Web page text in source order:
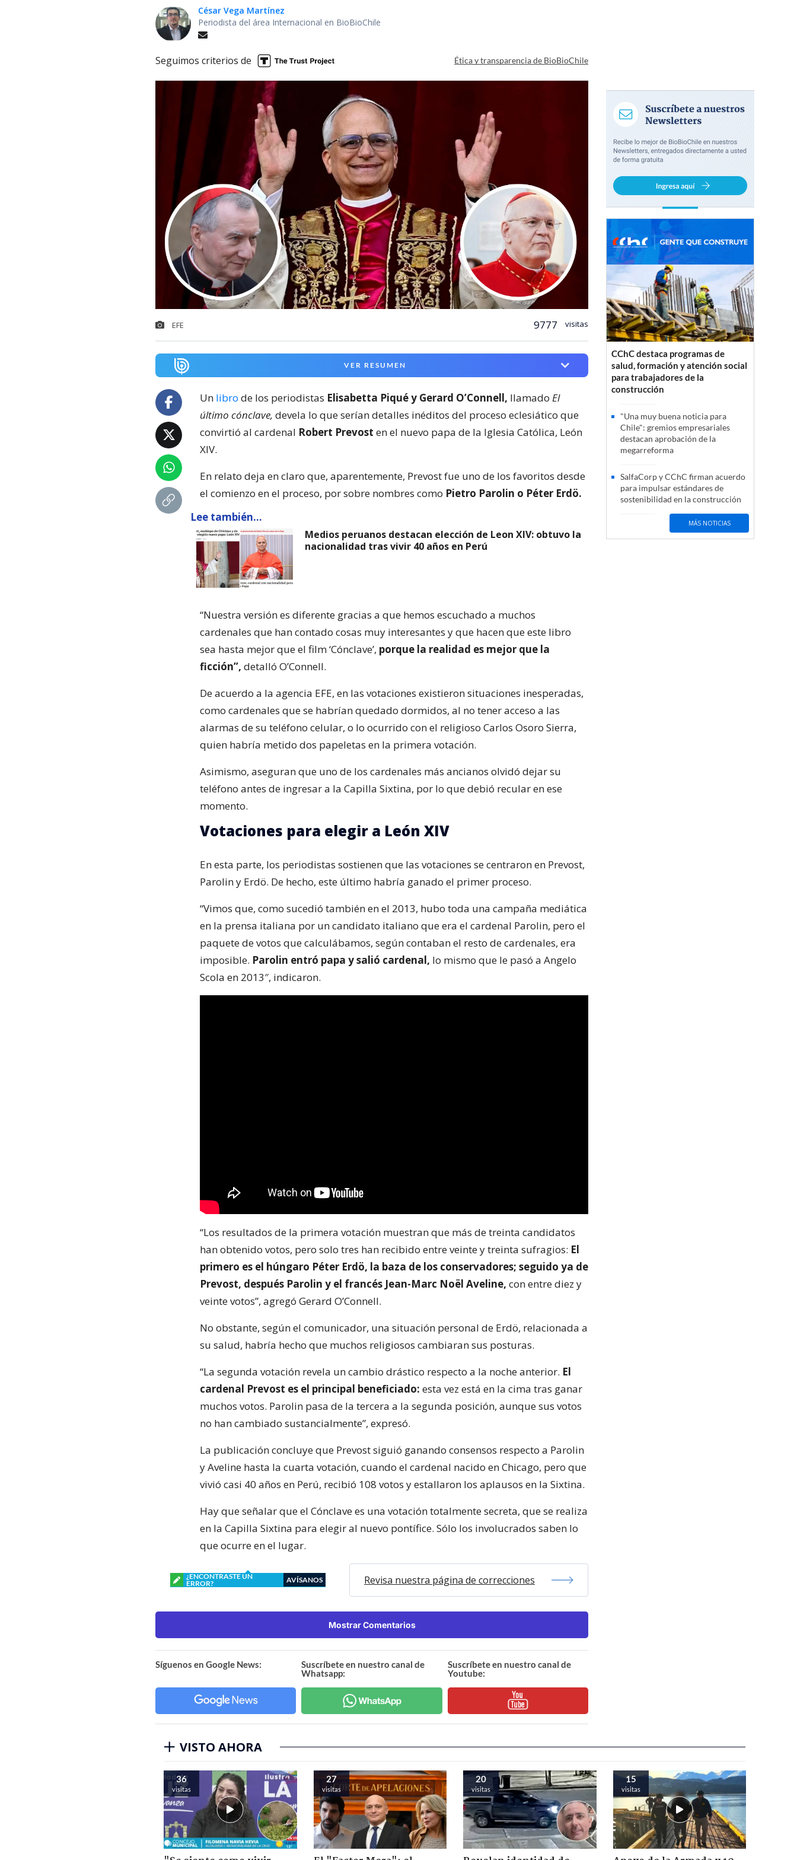
César Vega Martínez
Periodista del área Internacional en BioBioChile
Seguimos criterios de Ética y transparencia de BioBioChile
EFE 9777 visitas
VER RESUMEN
Un libro de los periodistas Elisabetta Piqué y Gerard O’Connell, llamado El
último cónclave, devela lo que serían detalles inéditos del proceso eclesiático que
convirtió al cardenal Robert Prevost en el nuevo papa de la Iglesia Católica, León
XIV.
En relato deja en claro que, aparentemente, Prevost fue uno de los favoritos desde
el comienzo en el proceso, por sobre nombres como Pietro Parolin o Péter Erdö.
Lee también...
Medios peruanos destacan elección de Leon XIV: obtuvo la
nacionalidad tras vivir 40 años en Perú
“Nuestra versión es diferente gracias a que hemos escuchado a muchos
cardenales que han contado cosas muy interesantes y que hacen que este libro
sea hasta mejor que el film ‘Cónclave’, porque la realidad es mejor que la
ficción”, detalló O’Connell.
De acuerdo a la agencia EFE, en las votaciones existieron situaciones inesperadas,
como cardenales que se habrían quedado dormidos, al no tener acceso a las
alarmas de su teléfono celular, o lo ocurrido con el religioso Carlos Osoro Sierra,
quien habría metido dos papeletas en la primera votación.
Asimismo, aseguran que uno de los cardenales más ancianos olvidó dejar su
teléfono antes de ingresar a la Capilla Sixtina, por lo que debió recular en ese
momento.
Votaciones para elegir a León XIV
En esta parte, los periodistas sostienen que las votaciones se centraron en Prevost,
Parolin y Erdö. De hecho, este último habría ganado el primer proceso.
“Vimos que, como sucedió también en el 2013, hubo toda una campaña mediática
en la prensa italiana por un candidato italiano que era el cardenal Parolin, pero el
paquete de votos que calculábamos, según contaban el resto de cardenales, era
imposible. Parolin entró papa y salió cardenal, lo mismo que le pasó a Angelo
Scola en 2013″, indicaron.
“Los resultados de la primera votación muestran que más de treinta candidatos
han obtenido votos, pero solo tres han recibido entre veinte y treinta sufragios: El
primero es el húngaro Péter Erdö, la baza de los conservadores; seguido ya de
Prevost, después Parolin y el francés Jean-Marc Noël Aveline, con entre diez y
veinte votos”, agregó Gerard O’Connell.
No obstante, según el comunicador, una situación personal de Erdö, relacionada a
su salud, habría hecho que muchos religiosos cambiaran sus posturas.
“La segunda votación revela un cambio drástico respecto a la noche anterior. El
cardenal Prevost es el principal beneficiado: esta vez está en la cima tras ganar
muchos votos. Parolin pasa de la tercera a la segunda posición, aunque sus votos
no han cambiado sustancialmente”, expresó.
La publicación concluye que Prevost siguió ganando consensos respecto a Parolin
y Aveline hasta la cuarta votación, cuando el cardenal nacido en Chicago, pero que
vivió casi 40 años en Perú, recibió 108 votos y estallaron los aplausos en la Sixtina.
Hay que señalar que el Cónclave es una votación totalmente secreta, que se realiza
en la Capilla Sixtina para elegir al nuevo pontífice. Sólo los involucrados saben lo
que ocurre en el lugar.
¿ENCONTRASTE UN
ERROR?
AVÍSANOS Revisa nuestra página de correcciones
Mostrar Comentarios
Síguenos en Google News:
Suscríbete en nuestro canal de
Whatsapp:
Suscríbete en nuestro canal de
Youtube:
CChC destaca programas de
salud, formación y atención social
para trabajadores de la
construcción
"Una muy buena noticia para
Chile": gremios empresariales
destacan aprobación de la
megarreforma
SalfaCorp y CChC firman acuerdo
para impulsar estándares de
sostenibilidad en la construcción
MÁS NOTICIAS
VISTO AHORA
36
visitas
27
visitas
20
visitas
15
visitas